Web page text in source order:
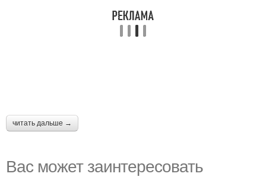
читать дальше →
Вас может заинтересовать